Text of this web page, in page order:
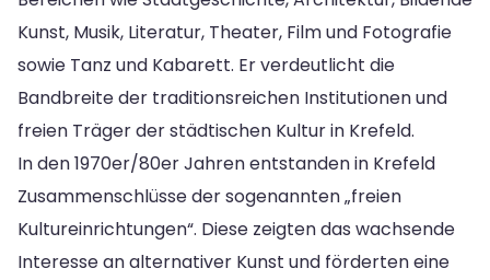
Kunst, Musik, Literatur, Theater, Film und Fotografie
sowie Tanz und Kabarett. Er verdeutlicht die
Bandbreite der traditionsreichen Institutionen und
freien Träger der städtischen Kultur in Krefeld.
In den 1970er/80er Jahren entstanden in Krefeld
Zusammenschlüsse der sogenannten „freien
Kultureinrichtungen“. Diese zeigten das wachsende
Interesse an alternativer Kunst und förderten eine